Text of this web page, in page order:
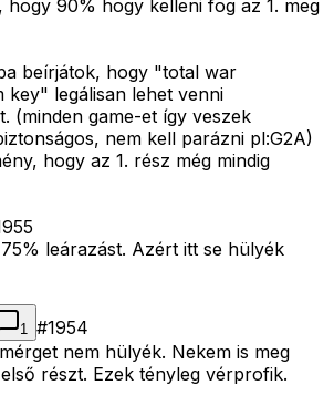
hogy 90% hogy kelleni fog az 1. meg
beírjátok, hogy "total war
key" legálisan lehet venni
(minden game-et így veszek
nem kell parázni pl:G2A)
hogy az 1. rész még mindig
leárazást. Azért itt se hülyék
1 #1954
nem hülyék. Nekem is meg
részt. Ezek tényleg vérprofik.